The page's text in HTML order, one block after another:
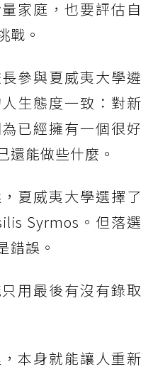
家庭，也要評估自
戰。
參與夏威夷大學遴
生態度一致：對新
已經擁有一個很好
還能做些什麼。
夏威夷大學選擇了
Syrmos。但落選
錯誤。
用最後有沒有錄取
本身就能讓人重新